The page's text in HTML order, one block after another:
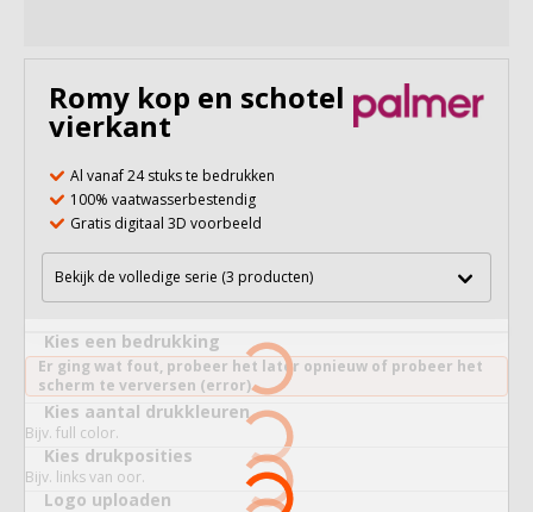
Romy kop en schotel 150 ml
vierkant
Al vanaf 24 stuks te bedrukken
100% vaatwasserbestendig
Gratis digitaal 3D voorbeeld
Bekijk de volledige serie (3 producten)
Kies een bedrukking
Er ging wat fout, probeer het later opnieuw of probeer het
scherm te verversen (error).
Kies aantal drukkleuren
Bijv. full color.
Kies drukposities
Bijv. links van oor.
Logo uploaden